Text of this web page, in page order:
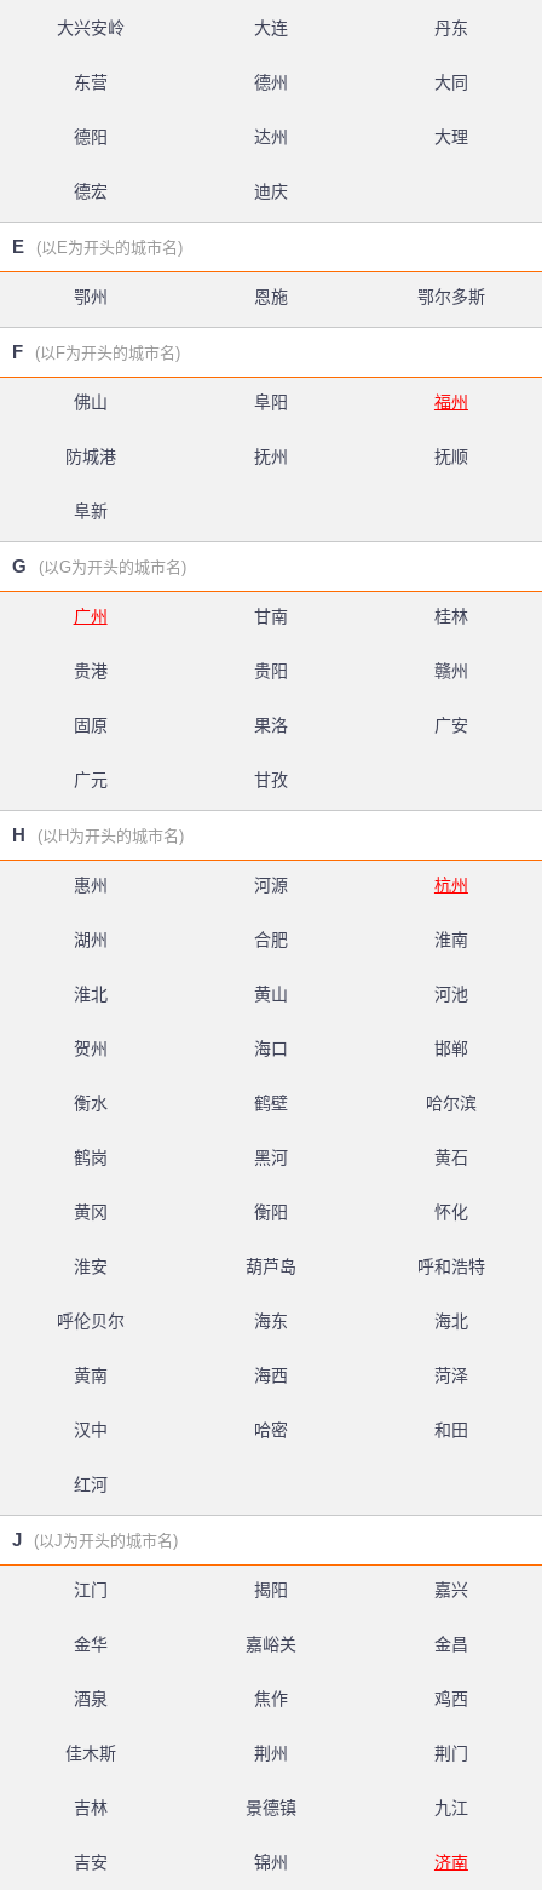
大兴安岭 大连 丹东
东营 德州 大同
德阳 达州 大理
德宏 迪庆
E (以E为开头的城市名)
鄂州 恩施 鄂尔多斯
F (以F为开头的城市名)
佛山 阜阳 福州
防城港 抚州 抚顺
阜新
G (以G为开头的城市名)
广州 甘南 桂林
贵港 贵阳 赣州
固原 果洛 广安
广元 甘孜
H (以H为开头的城市名)
惠州 河源 杭州
湖州 合肥 淮南
淮北 黄山 河池
贺州 海口 邯郸
衡水 鹤壁 哈尔滨
鹤岗 黑河 黄石
黄冈 衡阳 怀化
淮安 葫芦岛 呼和浩特
呼伦贝尔 海东 海北
黄南 海西 菏泽
汉中 哈密 和田
红河
J (以J为开头的城市名)
江门 揭阳 嘉兴
金华 嘉峪关 金昌
酒泉 焦作 鸡西
佳木斯 荆州 荆门
吉林 景德镇 九江
吉安 锦州 济南